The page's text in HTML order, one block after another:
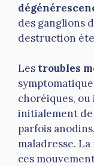
des ganglions
destruction
Les troubles
choréiques,
initialement de
parfois
maladresse.
ces